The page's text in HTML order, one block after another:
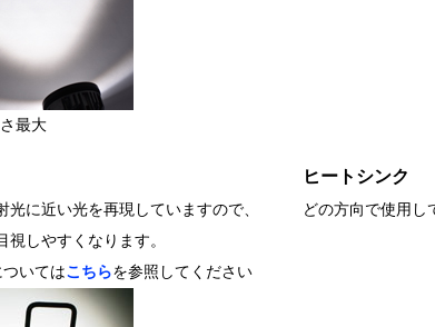
最大
に近い光を再現していますので、
しやすくなります。
いてはこちらを参照してください
ヒートシンク
どの方向で使用し